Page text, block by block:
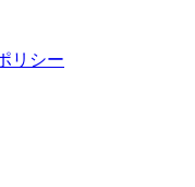
リシー